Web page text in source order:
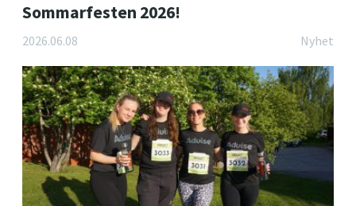
Sommarfesten 2026!
2026.06.08 Nyhet